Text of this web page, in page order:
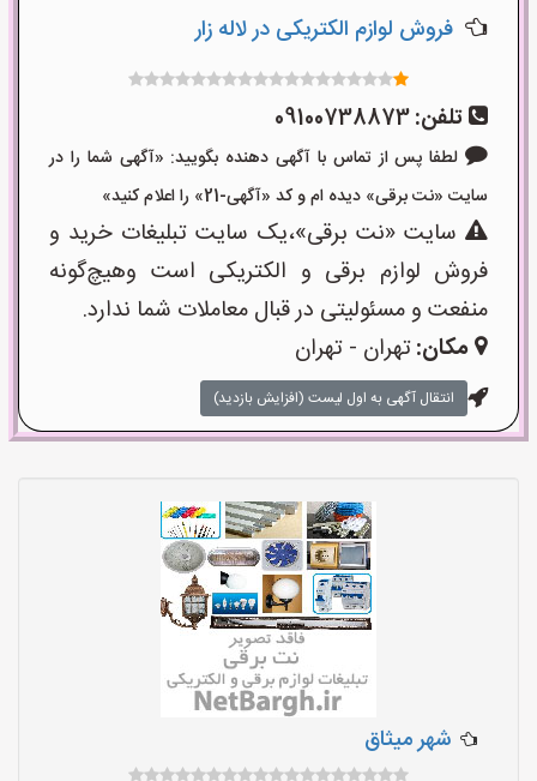
فروش لوازم الکتریکی در لاله زار
تلفن:09100738873
لطفا پس از تماس با آگهی دهنده بگویید: «آگهی شما را در
سایت «نت برقی» دیده ام و کد «آگهی-21» را اعلام کنید»
سایت «نت برقی»،یک سایت تبلیغات خرید و
فروش لوازم برقی و الکتریکی است وهیچ‌گونه
منفعت و مسئولیتی در قبال معاملات شما ندارد.
مکان:تهران - تهران
انتقال آگهی به اول لیست (افزایش بازدید)
شهر میثاق